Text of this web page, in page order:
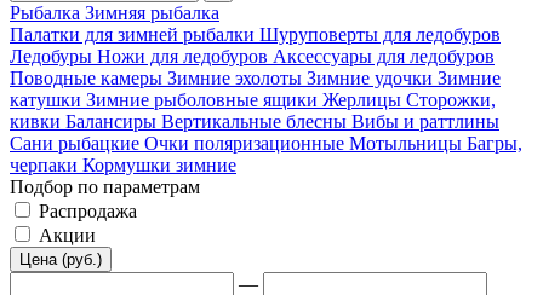
Рыбалка Зимняя рыбалка
Палатки для зимней рыбалки Шуруповерты для ледобуров
Ледобуры Ножи для ледобуров Аксессуары для ледобуров
Поводные камеры Зимние эхолоты Зимние удочки Зимние
катушки Зимние рыболовные ящики Жерлицы Сторожки,
кивки Балансиры Вертикальные блесны Вибы и раттлины
Сани рыбацкие Очки поляризационные Мотыльницы Багры,
черпаки Кормушки зимние
Подбор по параметрам
Распродажа
Акции
Цена (руб.)
—